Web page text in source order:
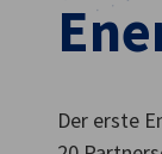
Der erste